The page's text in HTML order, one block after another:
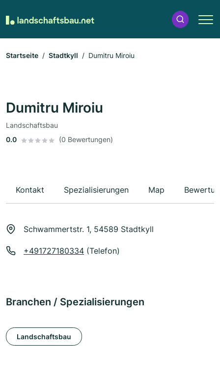
Startseite Stadtkyll Dumitru Miroiu
Dumitru Miroiu
Landschaftsbau
0.0
(0 Bewertungen)
Kontakt Spezialisierungen Map
Schwammertstr. 1, 54589 Stadtkyll
+491727180334 (Telefon)
Branchen / Spezialisierungen
Landschaftsbau